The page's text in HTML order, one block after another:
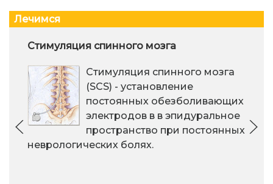
Лечимся
Стимуляция спинного мозга
Стимуляция спинного мозга
(SCS) - установление
постоянных обезболивающих
электродов в в эпидуральное
пространство при постоянных
неврологических болях.